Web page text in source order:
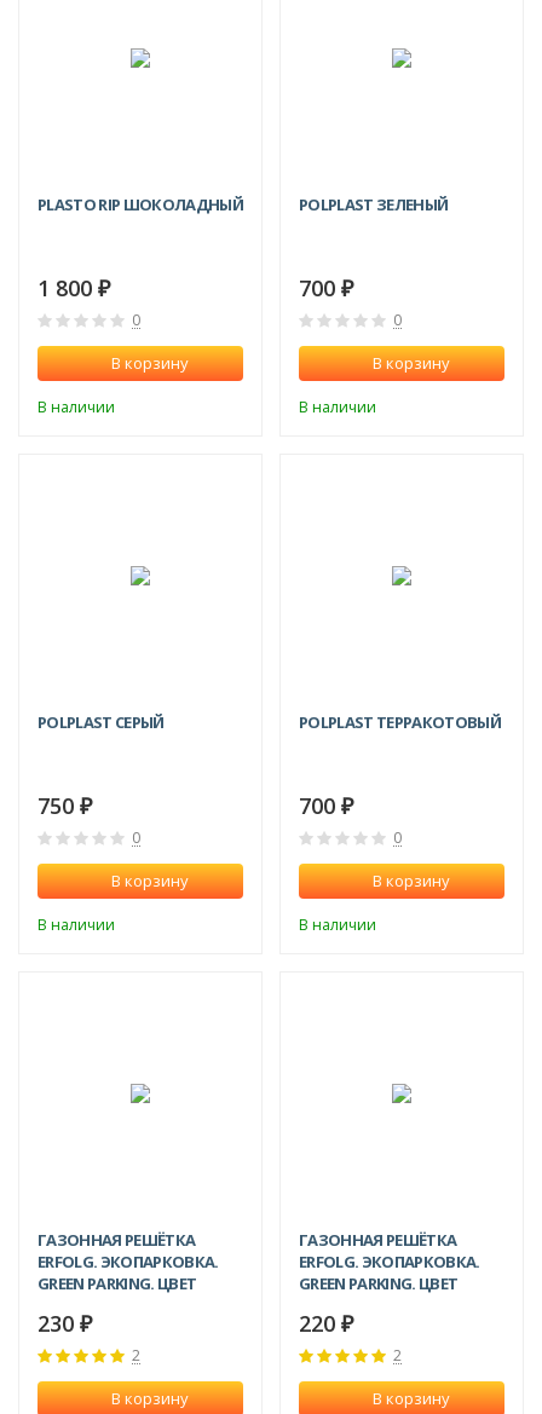
PLASTO RIP ШОКОЛАДНЫЙ
1 800 ₽
0
В корзину
В наличии
POLPLAST ЗЕЛЕНЫЙ
700 ₽
0
В корзину
В наличии
POLPLAST СЕРЫЙ
750 ₽
0
В корзину
В наличии
POLPLAST ТЕРРАКОТОВЫЙ
700 ₽
0
В корзину
В наличии
ГАЗОННАЯ РЕШЁТКА
ERFOLG. ЭКОПАРКОВКА.
GREEN PARKING. ЦВЕТ
230 ₽
2
В корзину
ГАЗОННАЯ РЕШЁТКА
ERFOLG. ЭКОПАРКОВКА.
GREEN PARKING. ЦВЕТ
220 ₽
2
В корзину